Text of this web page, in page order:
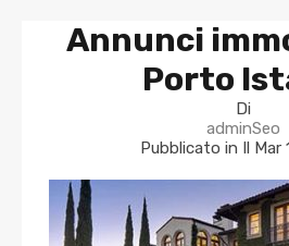
Annunci
Porto
Di
adminSeo
Pubblicato in Il Mar